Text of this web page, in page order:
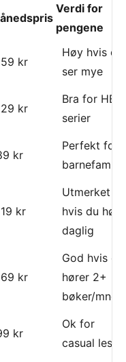
Verdi for
pengene
kr
Høy hvis du
ser mye
kr
Bra for
serier
kr
Perfekt for
kr
Utmerket
hvis du
daglig
kr
God hvis du
hører 2+
bøker/mnd
kr
Ok for
casual